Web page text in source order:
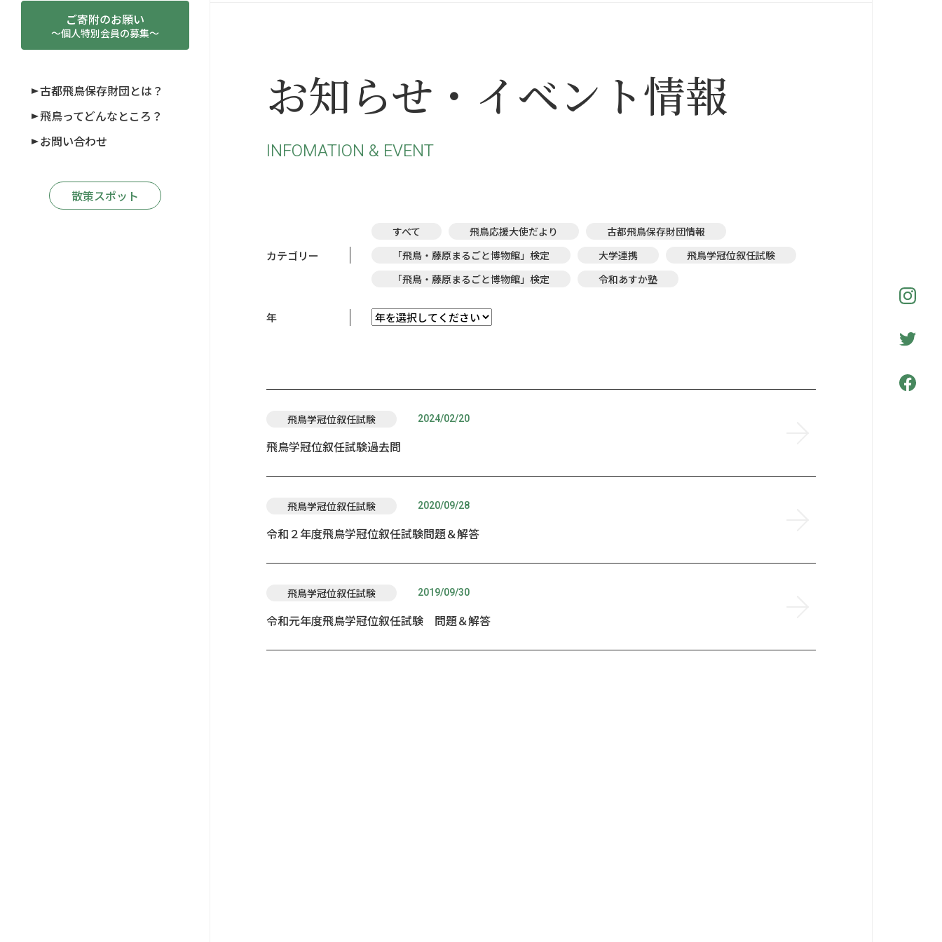
ご寄附のお願い
～個人特別会員の募集～
古都飛鳥保存財団とは？
飛鳥ってどんなところ？
お問い合わせ
散策スポット
お知らせ・イベント情報
INFOMATION & EVENT
カテゴリー
すべて 飛鳥応援大使だより
古都飛鳥保存財団情報
「飛鳥・藤原まるごと博物館」検定
大学連携
飛鳥学冠位叙任試験
「飛鳥・藤原まるごと博物館」検定
令和あすか塾
年
飛鳥学冠位叙任試験 2024/02/20
飛鳥学冠位叙任試験過去問
飛鳥学冠位叙任試験 2020/09/28
令和２年度飛鳥学冠位叙任試験問題＆解答
飛鳥学冠位叙任試験 2019/09/30
令和元年度飛鳥学冠位叙任試験 問題＆解答